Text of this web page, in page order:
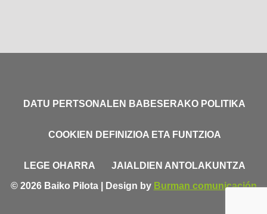
DATU PERTSONALEN BABESERAKO POLITIKA
COOKIEN DEFINIZIOA ETA FUNTZIOA
LEGE OHARRA
JAIALDIEN ANTOLAKUNTZA
© 2026 Baiko Pilota | Design by Burman comunicación